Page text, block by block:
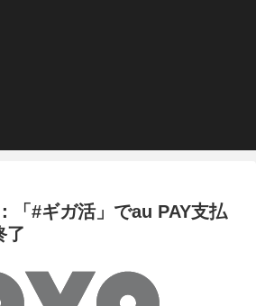
「#ギガ活」でau PAY支払
了